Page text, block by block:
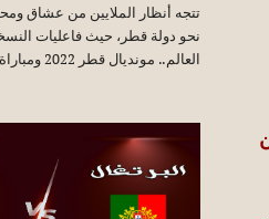
تتجه أنظار الملايين من عشاق
العالم.. مونديال قطر 2022 ومباراة هولندا والإكوادور